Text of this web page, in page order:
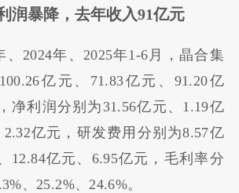
润暴降，去年收入91亿元
、2024年、2025年1-6月，晶合集
亿元、71.83亿元、91.20亿
净利润分别为31.56亿元、1.19亿
亿元，研发费用分别为8.57亿
12.84亿元、6.95亿元，毛利率分
、25.2%、24.6%。